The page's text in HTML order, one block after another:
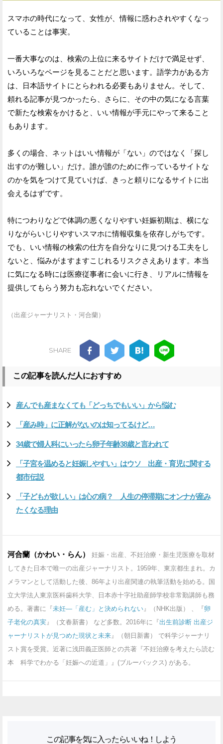
スマホの時代になって、女性が、情報に惑わされやすくなっ
ていることは事実。
一番大事なのは、検索の上位に来るサイトだけで満足せず、
いろいろなページを見ることだと思います。語学力がある方
は、日本語サイトにとらわれる必要もありません。そして、
頼れる記事が見つかったら、さらに、その中の気になる言葉
で新たな検索をかけると、いい情報が手元にやって来ること
もあります。
多くの場合、ネットはいい情報が「ない」のではなく「探し
出すのが難しい」だけ。誰が誰のために作っているサイトな
のかを気をつけて見ていけば、きっと頼りになるサイトに出
会えるはずです。
特につわりなどで体調の悪くなりやすい妊娠初期は、横にな
りながらいじりやすいスマホに情報収集を依存しがちです。
でも、いい情報の検索の仕方を自分なりに見つける工夫をし
ないと、悩みがますますこじれるリスクさえあります。本当
に気になる時には医療従事者に会いに行き、リアルに情報を
提供してもらう努力も忘れないでください。
（出産ジャーナリスト・河合蘭）
SHARE
この記事を読んだ人におすすめ
産んでも産まなくても「どっちでもいい」から悩む
「産み時」に正解がないのは知ってるけど…
34歳で婦人科にいったら卵子年齢38歳と言われて
「子宮を温めると妊娠しやすい」はウソ 出産・育児に関する
都市伝説
「子どもが欲しい」は心の病？ 人生の停滞期にオンナが産み
たくなる理由
河合蘭（かわい・らん）
妊娠・出産、不妊治療・新生児医療を取材
してきた日本で唯一の出産ジャーナリスト。1959年、東京都生まれ。カ
メラマンとして活動した後、86年より出産関連の執筆活動を始める。国
立大学法人東京医科歯科大学、日本赤十字社助産師学校非常勤講師も務
める。著書に『未妊―「産む」と決められない 』（NHK出版） 、『卵
子老化の真実 』（文春新書） など多数。2016年に『出生前診断 出産ジ
ャーナリストが見つめた現状と未来 』（朝日新書） で科学ジャーナリ
スト賞を受賞。近著に浅田義正医師との共著『不妊治療を考えたら読む
本 科学でわかる「妊娠への近道」』(ブルーバックス) がある。
この記事を気に入ったらいいね！しよう